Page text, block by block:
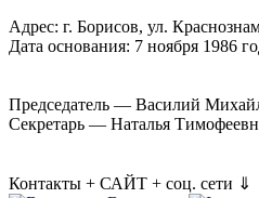
Адрес: г. Борисов, ул.
Дата основания: 7 ноября 1986
Председатель — Василий
Секретарь — Наталья
Контакты + САЙТ + соц. сети ⇓